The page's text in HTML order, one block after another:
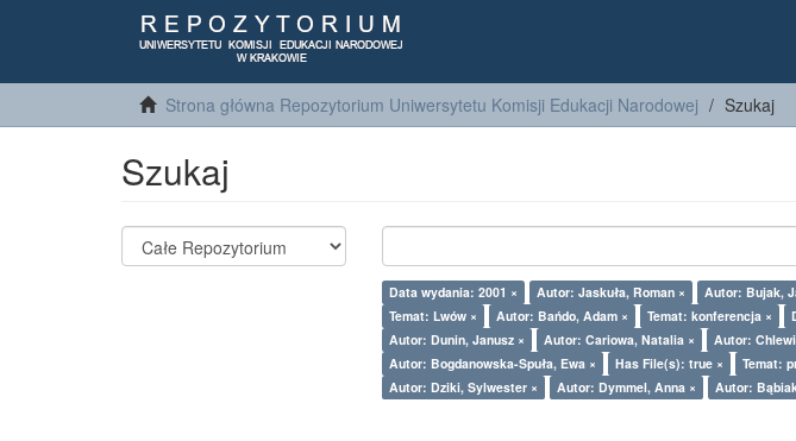
Strona główna Repozytorium Uniwersytetu Komisji Edukacji Narodowej Szukaj
Szukaj
Data wydania: 2001 × Autor: Jaskuła, Roman × Autor: Bujak,
Temat: Lwów ×
Autor: Bańdo, Adam × Temat: konferencja ×
Autor: Dunin, Janusz ×
Autor: Cariowa, Natalia × Autor:
Autor: Bogdanowska-Spuła, Ewa ×
Has File(s): true × Temat:
Autor: Dziki, Sylwester ×
Autor: Dymmel, Anna × Autor: